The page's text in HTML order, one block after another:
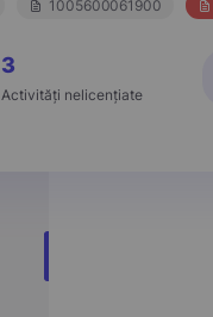
1005600061900
3
Activități nelicențiate